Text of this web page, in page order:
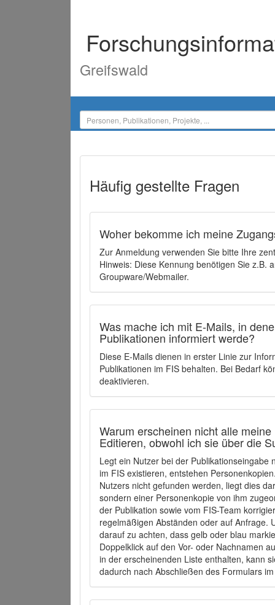
Greifswald
Häufig gestellte Fragen
Woher bekomme ich meine
Zur Anmeldung verwenden Sie bitte Ihre
Hinweis: Diese Kennung benötigen Sie z.B.
Groupware/Webmailer.
Was mache ich mit E-Mails, in
Publikationen informiert werde?
Diese E-Mails dienen in erster Linie zur
Publikationen im FIS behalten. Bei Bedarf
deaktivieren.
Warum erscheinen nicht alle
Editieren, obwohl ich sie über die
Legt ein Nutzer bei der
im FIS existieren, entstehen
Nutzers nicht gefunden werden, liegt dies
sondern einer Personenkopie von ihm
der Publikation sowie vom FIS-Team
regelmäßigen Abständen oder auf Anfrage.
darauf zu achten, dass gelb oder blau
Doppelklick auf den Vor- oder Nachnamen
in der erscheinenden Liste enthalten, kann
dadurch nach Abschließen des Formulars